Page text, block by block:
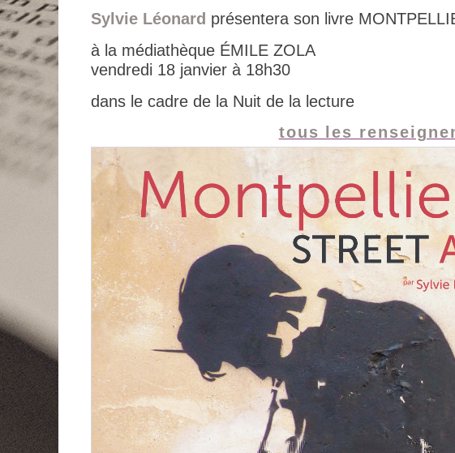
Sylvie Léonard présentera son livre
à la médiathèque ÉMILE ZOLA
vendredi 18 janvier à 18h30
dans le cadre de la Nuit de la lecture
tous les